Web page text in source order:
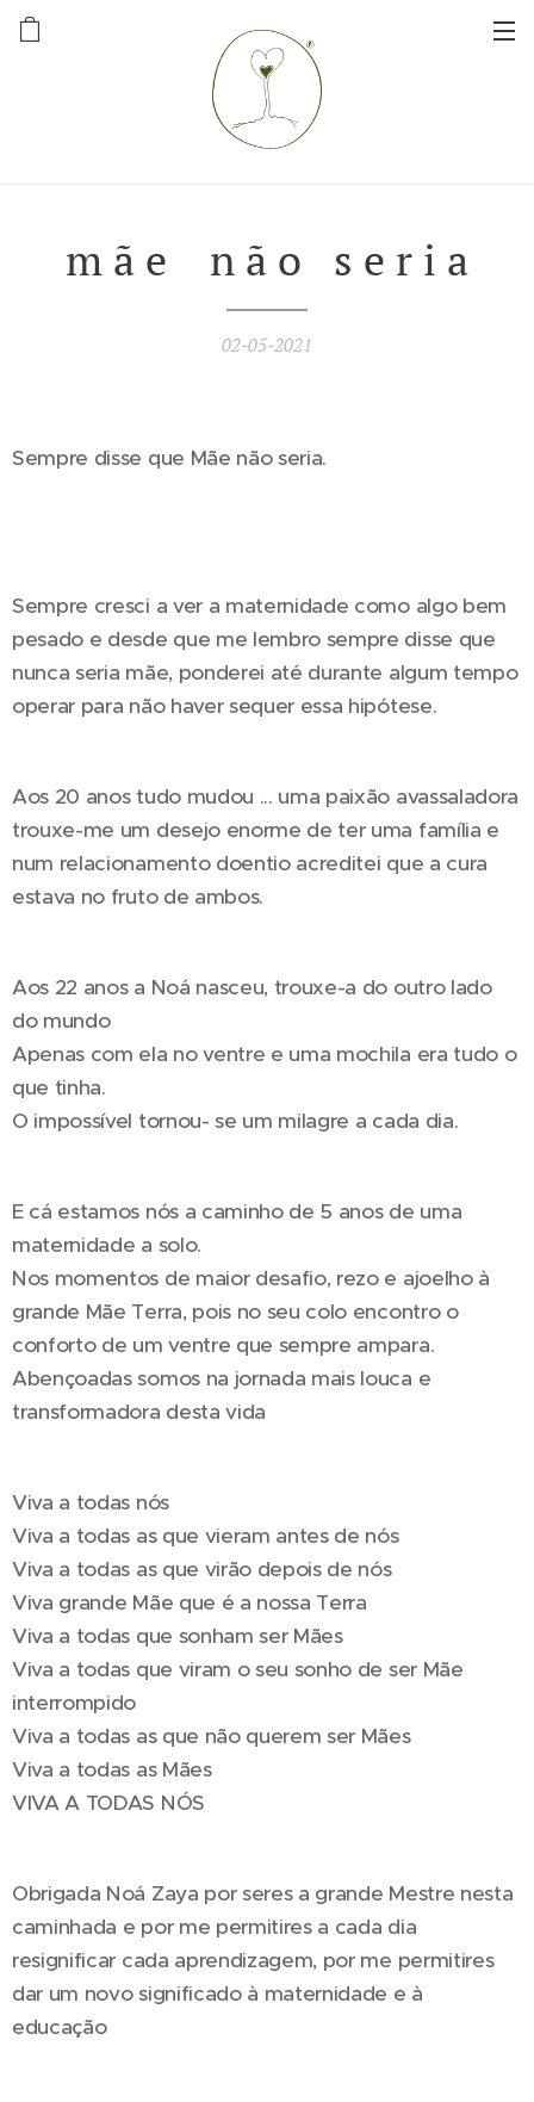
m ã e n ã o s e r i a
02-05-2021
Sempre disse que Mãe não seria.
Sempre cresci a ver a maternidade como algo bem
pesado e desde que me lembro sempre disse que
nunca seria mãe, ponderei até durante algum tempo
operar para não haver sequer essa hipótese.
Aos 20 anos tudo mudou ... uma paixão avassaladora
trouxe-me um desejo enorme de ter uma família e
num relacionamento doentio acreditei que a cura
estava no fruto de ambos.
Aos 22 anos a Noá nasceu, trouxe-a do outro lado
do mundo
Apenas com ela no ventre e uma mochila era tudo o
que tinha.
O impossível tornou- se um milagre a cada dia.
E cá estamos nós a caminho de 5 anos de uma
maternidade a solo.
Nos momentos de maior desafio, rezo e ajoelho à
grande Mãe Terra, pois no seu colo encontro o
conforto de um ventre que sempre ampara.
Abençoadas somos na jornada mais louca e
transformadora desta vida 🤍
Viva a todas nós
Viva a todas as que vieram antes de nós
Viva a todas as que virão depois de nós
Viva grande Mãe que é a nossa Terra
Viva a todas que sonham ser Mães
Viva a todas que viram o seu sonho de ser Mãe
interrompido
Viva a todas as que não querem ser Mães
Viva a todas as Mães
VIVA A TODAS NÓS 🔥
Obrigada Noá Zaya por seres a grande Mestre nesta
caminhada e por me permitires a cada dia
resignificar cada aprendizagem, por me permitires
dar um novo significado à maternidade e à
educação